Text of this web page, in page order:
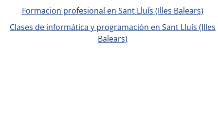
Formacion profesional en Sant Lluís (Illes Balears)
Clases de informática y programación en Sant Lluís (Illes
Balears)